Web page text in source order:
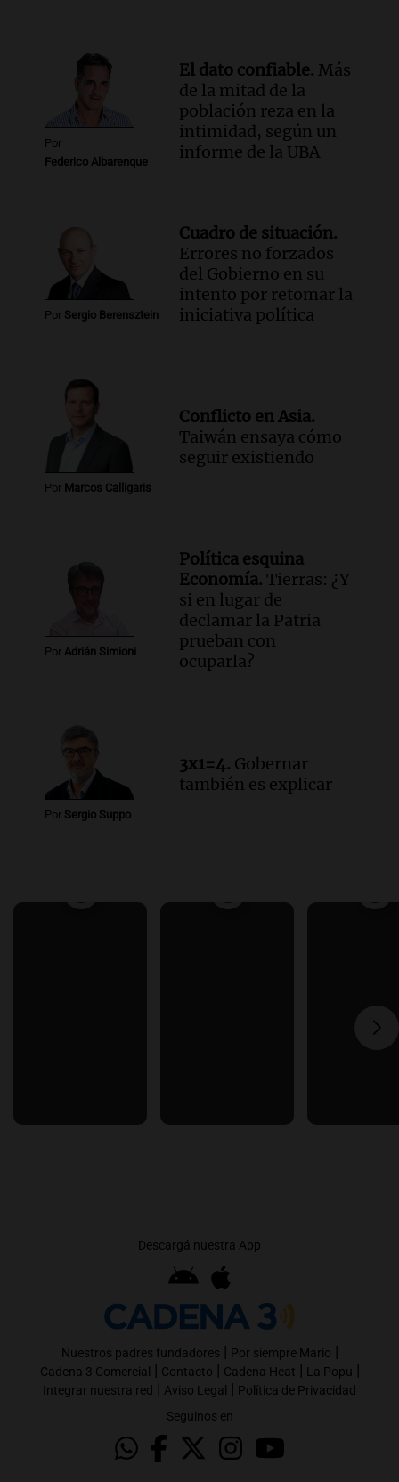
Panorama Federal
Episodios
Por
Federico Albarenque
El dato confiable. Más
de la mitad de la
población reza en la
intimidad, según un
informe de la UBA
Por Sergio Berensztein
Cuadro de situación.
Errores no forzados
del Gobierno en su
intento por retomar la
iniciativa política
Por Marcos Calligaris
Conflicto en Asia.
Taiwán ensaya cómo
seguir existiendo
Por Adrián Simioni
Política esquina
Economía. Tierras: ¿Y
si en lugar de
declamar la Patria
prueban con
ocuparla?
Por Sergio Suppo
3x1=4. Gobernar
también es explicar
Descargá nuestra App
Nuestros padres fundadores | Por siempre Mario |
Cadena 3 Comercial | Contacto | Cadena Heat | La Popu |
Integrar nuestra red | Aviso Legal | Política de Privacidad
Seguinos en